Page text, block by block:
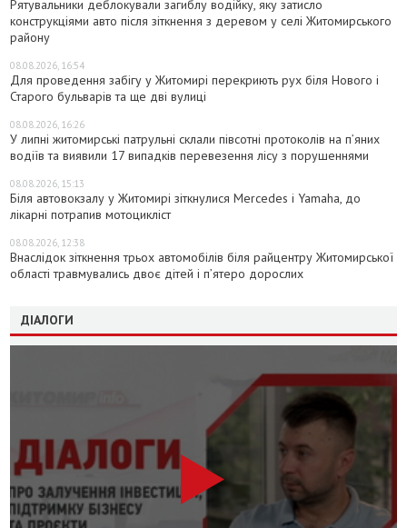
Рятувальники деблокували загиблу водійку, яку затисло
конструкціями авто після зіткнення з деревом у селі Житомирського
району
08.08.2026, 16:54
Для проведення забігу у Житомирі перекриють рух біля Нового і
Старого бульварів та ще дві вулиці
08.08.2026, 16:26
У липні житомирські патрульні склали півсотні протоколів на пʼяних
водіїв та виявили 17 випадків перевезення лісу з порушеннями
08.08.2026, 15:13
Біля автовокзалу у Житомирі зіткнулися Mercedes і Yamaha, до
лікарні потрапив мотоцикліст
08.08.2026, 12:38
Внаслідок зіткнення трьох автомобілів біля райцентру Житомирської
області травмувались двоє дітей і пʼятеро дорослих
ДІАЛОГИ